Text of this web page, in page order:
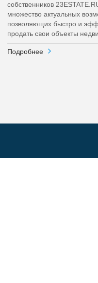
собственников
множество актуальных
позволяющих быстро и
продать свои объекты
Подробнее